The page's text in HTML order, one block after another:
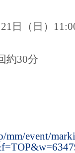
日（日）
約30分
mm/event/